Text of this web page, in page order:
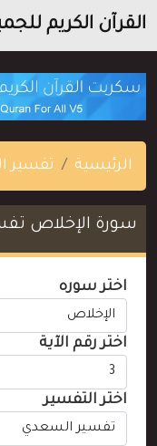
القرآن الكريم
الرئيسية تفسير
سورة الإخلاص
اختر سوره
اختر رقم الآية
اختر التفسير